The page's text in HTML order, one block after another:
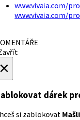
www.vivaia.com/
www.vivaia.com/
dárek
si zablokovat